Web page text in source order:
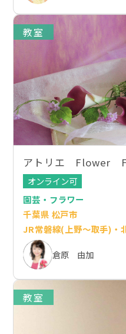
教室
アトリエ Flower
オンライン可
園芸・フラワー
千葉県 松戸市
JR常磐線(上野～取手)・
倉原 由加
教室